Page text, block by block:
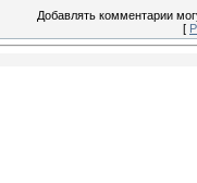
Добавлять комментарии
[